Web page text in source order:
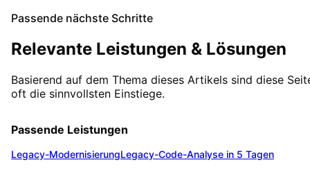
Passende nächste Schritte
Relevante Leistungen & Lösungen
Basierend auf dem Thema dieses Artikels sind diese
oft die sinnvollsten Einstiege.
Passende Leistungen
Legacy-ModernisierungLegacy-Code-Analyse in 5 Tagen